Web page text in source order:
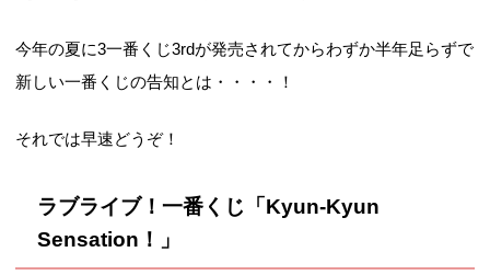
今年の夏に3一番くじ3rdが発売されてからわずか半年足らずで
新しい一番くじの告知とは・・・・！
それでは早速どうぞ！
ラブライブ！一番くじ「Kyun-Kyun
Sensation！」